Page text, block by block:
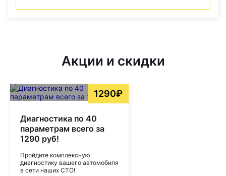
Акции и скидки
1290₽
Диагностика по 40
параметрам всего за
1290 руб!
Пройдите комплексную
диагностику вашего автомобиля
в сети наших СТО!